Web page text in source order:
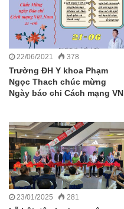
22/06/2021 378
Trường ĐH Y khoa Phạm
Ngọc Thach chúc mừng
Ngày báo chi Cách mạng VN
23/01/2025 281